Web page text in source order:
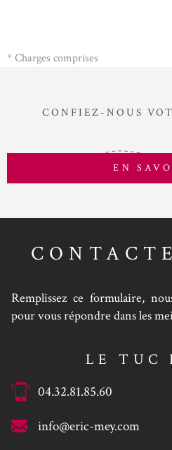
* Charges comprises
CONFIEZ-NOUS
EN
Remplissez ce formulaire,
pour vous répondre dans les
LE TUC
04.32.81.85.60
info@eric-mey.com